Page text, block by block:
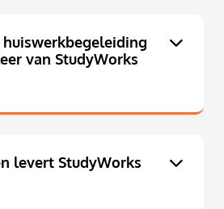
van StudyWorks
levert StudyWorks